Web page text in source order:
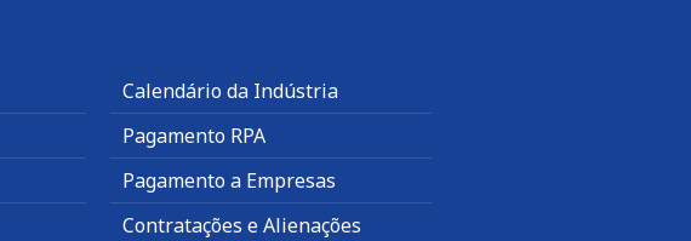
Calendário da Indústria
Pagamento RPA
Pagamento a Empresas
Contratações e Alienações